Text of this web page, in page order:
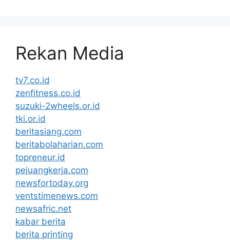
Rekan Media
tv7.co.id
zenfitness.co.id
suzuki-2wheels.or.id
tki.or.id
beritasiang.com
beritabolaharian.com
topreneur.id
pejuangkerja.com
newsfortoday.org
ventstimenews.com
newsafric.net
kabar berita
berita printing